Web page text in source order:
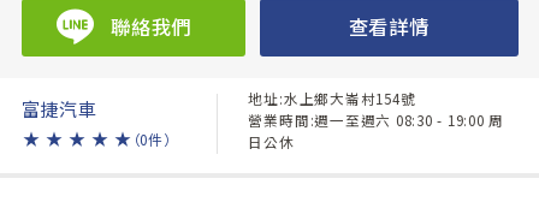
聯絡我們 查看詳情
富捷汽車
★ ★ ★ ★ ★ （0件）
地址:水上鄉大崙村154號
營業時間:週一至週六 08:30 - 19:00 周
日公休